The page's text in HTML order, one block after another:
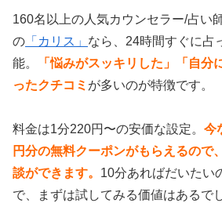
160名以上の人気カウンセラー/占い
の 「カリス」 なら、24時間すぐに占
能。
「悩みがスッキリした」「自分
ったクチコミ が多いのが特徴です。
料金は1分220円〜の安価な設定。 今
円分の無料クーポンがもらえるので
談ができます。 10分あればだいたい
で、まずは試してみる価値はあるで